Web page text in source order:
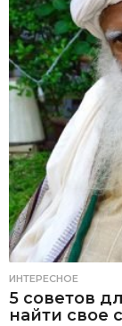
ИНТЕРЕСНОЕ
5 советов
найти свое